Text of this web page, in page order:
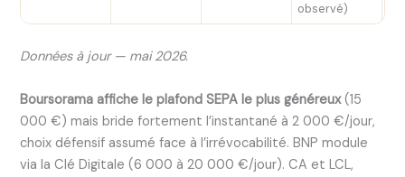
observé)
Données à jour — mai 2026.
Boursorama affiche le plafond SEPA le plus généreux(15
000 €) mais bride fortement l’instantané à 2 000 €/jour,
choix défensif assumé face à l’irrévocabilité. BNP module
via la Clé Digitale (6 000 à 20 000 €/jour). CA et LCL,